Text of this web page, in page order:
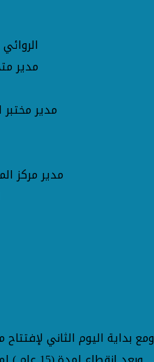
مدير
مدير
مدير مركز
ومع بداية اليوم الثاني